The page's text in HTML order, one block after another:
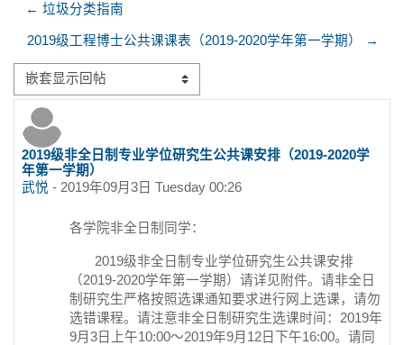
← 垃圾分类指南
2019级工程博士公共课课表（2019-2020学年第一学期） →
显示模式
2019级非全日制专业学位研究生公共课安排（2019-2020学
年第一学期）
武悦 - 2019年09月3日 Tuesday 00:26
回帖数：0
各学院非全日制同学：
2019级非全日制专业学位研究生公共课安排
（2019-2020学年第一学期）请详见附件。请非全日
制研究生严格按照选课通知要求进行网上选课，请勿
选错课程。请注意非全日制研究生选课时间：2019年
9月3日上午10:00～2019年9月12日下午16:00。请同